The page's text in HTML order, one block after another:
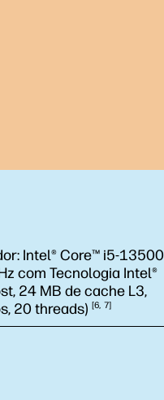
Intel® Core™ i5-13500
com Tecnologia Intel®
24 MB de cache L3,
20 threads) 6 7